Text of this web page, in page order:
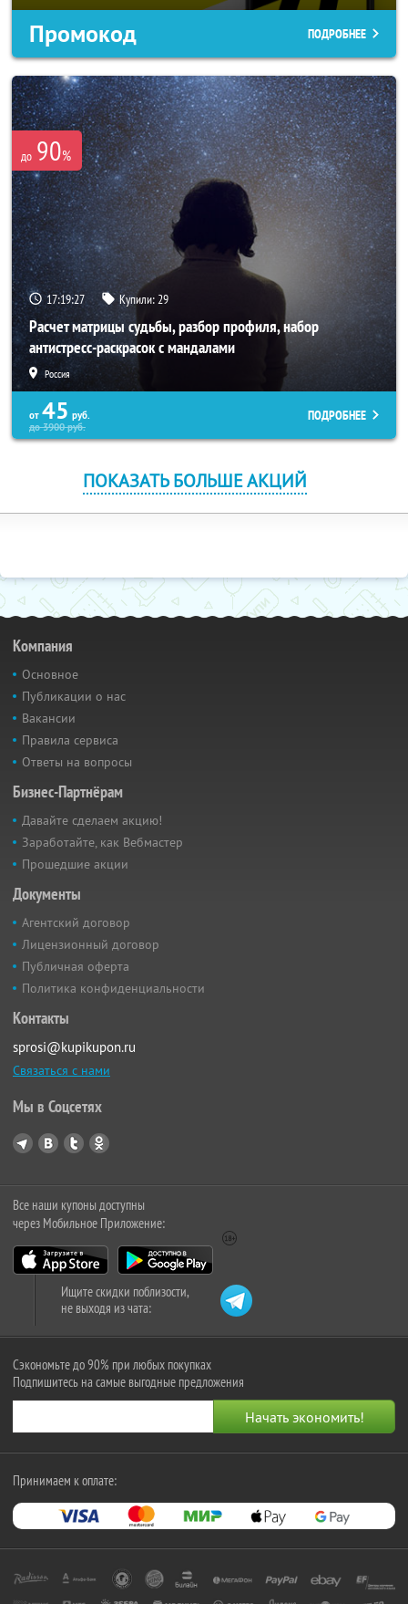
Промокод ПОДРОБНЕЕ
до 90%
17:19:25 Купили:29
Расчет матрицы судьбы, разбор профиля, набор
антистресс-раскрасок с мандалами
Россия
от 45 руб.
до3900руб.
ПОДРОБНЕЕ
ПОКАЗАТЬ БОЛЬШЕ АКЦИЙ
Компания
Основное
Публикации о нас
Вакансии
Правила сервиса
Ответы на вопросы
Бизнес-Партнёрам
Давайте сделаем акцию!
Заработайте, как Вебмастер
Прошедшие акции
Документы
Агентский договор
Лицензионный договор
Публичная оферта
Политика конфиденциальности
Контакты
sprosi@kupikupon.ru
Связаться с нами
Мы в Соцсетях
Все наши купоны доступны
через Мобильное Приложение:
Ищите скидки поблизости,
не выходя из чата:
Сэкономьте до 90% при любых покупках
Подпишитесь на самые выгодные предложения
Принимаем к оплате: